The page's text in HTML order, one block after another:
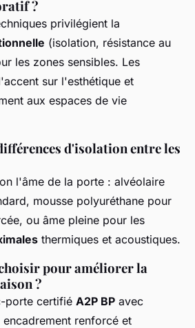
?
privilégient la
(isolation, résistance au
les zones sensibles. Les
sur l'esthétique et
aux espaces de vie
d'isolation entre les
l'âme de la porte : alvéolaire
mousse polyuréthane pour
ou âme pleine pour les
thermiques et acoustiques.
pour améliorer la
?
porte certifié A2P BP avec
renforcé et